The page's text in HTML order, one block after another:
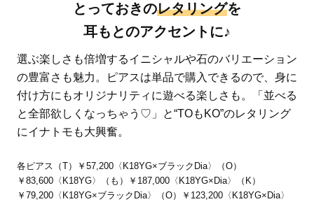
とっておきのレタリングを
耳もとのアクセントに♪
選ぶ楽しさも倍増するイニシャルや石のバリエーション
の豊富さも魅力。ピアスは単品で購入できるので、身に
付け方にもオリジナリティに遊べる楽しさも。「並べる
と全部欲しくなっちゃう♡」と“TOもKO”のレタリング
にイナトモも大興奮。
各ピアス（T）￥57,200〈K18YG×ブラックDia〉（O）
￥83,600〈K18YG〉（も）￥187,000〈K18YG×Dia〉（K）
￥79,200〈K18YG×ブラックDia〉（O）￥123,200〈K18YG×Dia〉